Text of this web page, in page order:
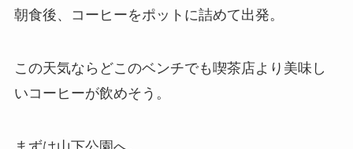
朝食後、コーヒーをポットに詰めて出発。
この天気ならどこのベンチでも喫茶店より美味し
いコーヒーが飲めそう。